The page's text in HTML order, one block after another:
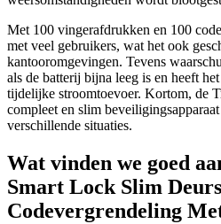
Met 100 vingerafdrukken en 100
met veel gebruikers, wat het ook
kantooromgevingen. Tevens
als de batterij bijna leeg is en heeft
tijdelijke stroomtoevoer. Kortom, de
compleet en slim
verschillende situaties.
Wat vinden we goed
Smart Lock Slim
Codevergrendeling